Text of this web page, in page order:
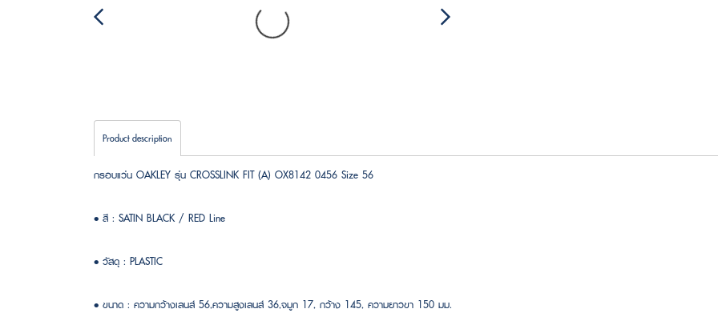
Product description
กรอบแว่น OAKLEY รุ่น CROSSLINK FIT (A) OX8142 0456 Size 56
• สี : SATIN BLACK / RED Line
• วัสดุ : PLASTIC
• ขนาด : ความกว้างเลนส์ 56,ความสูงเลนส์ 36,จมูก 17, กว้าง 145, ความยาวขา 150 มม.